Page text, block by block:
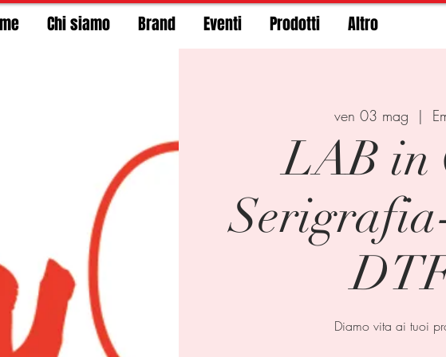
Chi siamo Brand Eventi Prodotti Altro
ven 03 mag
  |
LAB in
Diamo vita ai tuoi